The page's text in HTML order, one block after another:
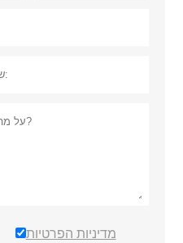
מדיניות הפרטיות